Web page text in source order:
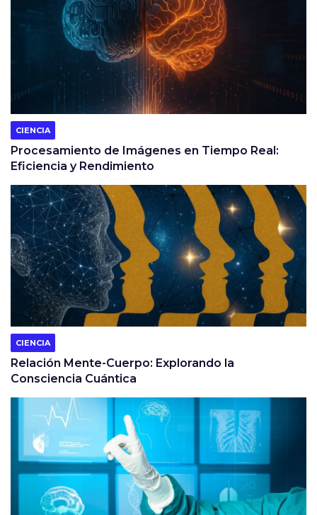
CIENCIA
Procesamiento de Imágenes en Tiempo Real:
Eficiencia y Rendimiento
CIENCIA
Relación Mente-Cuerpo: Explorando la
Consciencia Cuántica